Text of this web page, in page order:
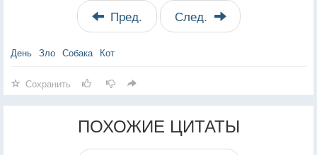
Пред. След.
День Зло Собака Кот
Сохранить
ПОХОЖИЕ ЦИТАТЫ